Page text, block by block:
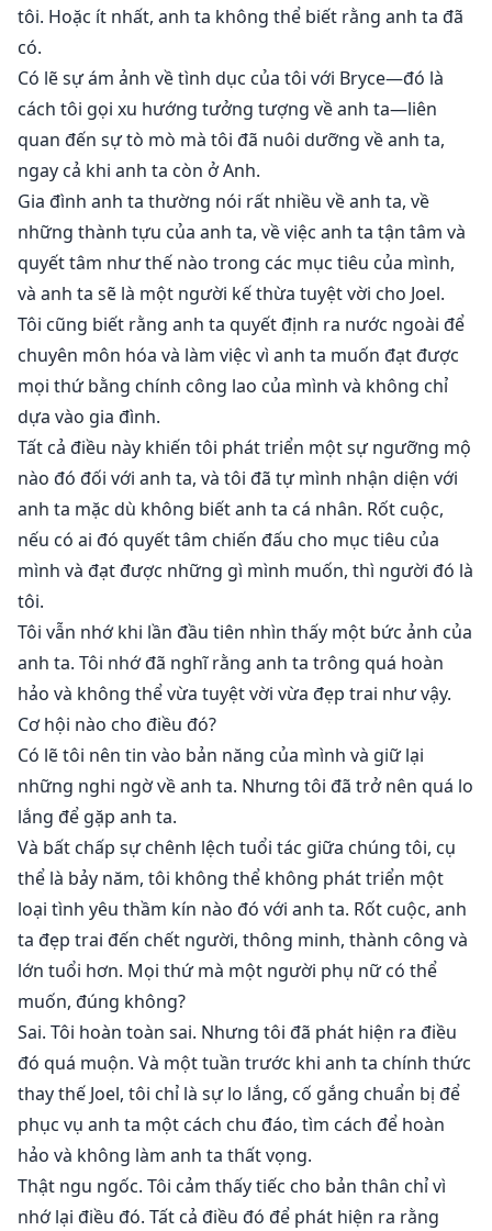
tôi. Hoặc ít nhất, anh ta không thể biết rằng anh ta đã
có.
Có lẽ sự ám ảnh về tình dục của tôi với Bryce—đó là
cách tôi gọi xu hướng tưởng tượng về anh ta—liên
quan đến sự tò mò mà tôi đã nuôi dưỡng về anh ta,
ngay cả khi anh ta còn ở Anh.
Gia đình anh ta thường nói rất nhiều về anh ta, về
những thành tựu của anh ta, về việc anh ta tận tâm và
quyết tâm như thế nào trong các mục tiêu của mình,
và anh ta sẽ là một người kế thừa tuyệt vời cho Joel.
Tôi cũng biết rằng anh ta quyết định ra nước ngoài để
chuyên môn hóa và làm việc vì anh ta muốn đạt được
mọi thứ bằng chính công lao của mình và không chỉ
dựa vào gia đình.
Tất cả điều này khiến tôi phát triển một sự ngưỡng mộ
nào đó đối với anh ta, và tôi đã tự mình nhận diện với
anh ta mặc dù không biết anh ta cá nhân. Rốt cuộc,
nếu có ai đó quyết tâm chiến đấu cho mục tiêu của
mình và đạt được những gì mình muốn, thì người đó là
tôi.
Tôi vẫn nhớ khi lần đầu tiên nhìn thấy một bức ảnh của
anh ta. Tôi nhớ đã nghĩ rằng anh ta trông quá hoàn
hảo và không thể vừa tuyệt vời vừa đẹp trai như vậy.
Cơ hội nào cho điều đó?
Có lẽ tôi nên tin vào bản năng của mình và giữ lại
những nghi ngờ về anh ta. Nhưng tôi đã trở nên quá lo
lắng để gặp anh ta.
Và bất chấp sự chênh lệch tuổi tác giữa chúng tôi, cụ
thể là bảy năm, tôi không thể không phát triển một
loại tình yêu thầm kín nào đó với anh ta. Rốt cuộc, anh
ta đẹp trai đến chết người, thông minh, thành công và
lớn tuổi hơn. Mọi thứ mà một người phụ nữ có thể
muốn, đúng không?
Sai. Tôi hoàn toàn sai. Nhưng tôi đã phát hiện ra điều
đó quá muộn. Và một tuần trước khi anh ta chính thức
thay thế Joel, tôi chỉ là sự lo lắng, cố gắng chuẩn bị để
phục vụ anh ta một cách chu đáo, tìm cách để hoàn
hảo và không làm anh ta thất vọng.
Thật ngu ngốc. Tôi cảm thấy tiếc cho bản thân chỉ vì
nhớ lại điều đó. Tất cả điều đó để phát hiện ra rằng